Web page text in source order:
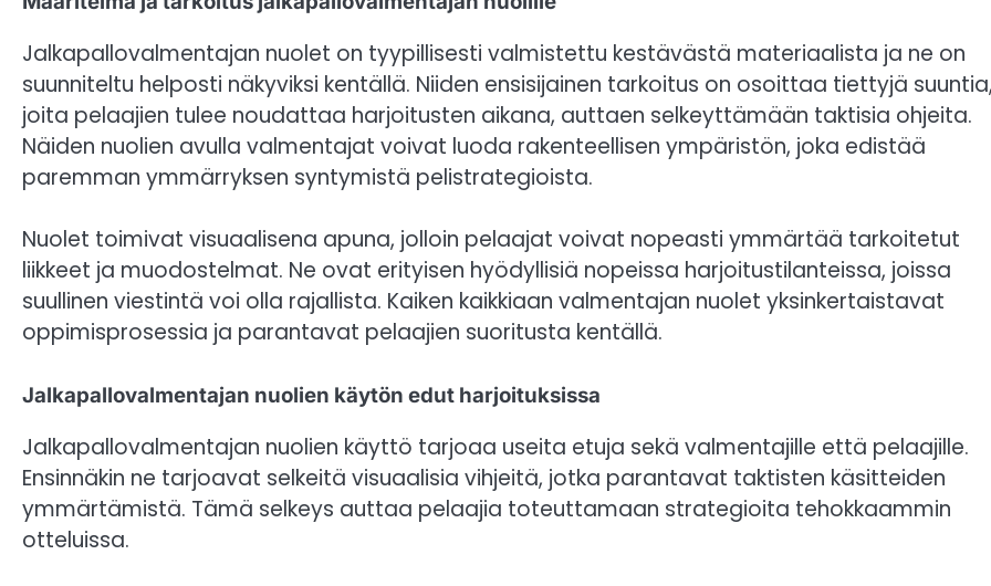
Jalkapallovalmentajan nuolet on tyypillisesti valmistettu kestävästä materiaalista ja ne on
suunniteltu helposti näkyviksi kentällä. Niiden ensisijainen tarkoitus on osoittaa tiettyjä suuntia,
joita pelaajien tulee noudattaa harjoitusten aikana, auttaen selkeyttämään taktisia ohjeita.
Näiden nuolien avulla valmentajat voivat luoda rakenteellisen ympäristön, joka edistää
paremman ymmärryksen syntymistä pelistrategioista.
Nuolet toimivat visuaalisena apuna, jolloin pelaajat voivat nopeasti ymmärtää tarkoitetut
liikkeet ja muodostelmat. Ne ovat erityisen hyödyllisiä nopeissa harjoitustilanteissa, joissa
suullinen viestintä voi olla rajallista. Kaiken kaikkiaan valmentajan nuolet yksinkertaistavat
oppimisprosessia ja parantavat pelaajien suoritusta kentällä.
Jalkapallovalmentajan nuolien käytön edut harjoituksissa
Jalkapallovalmentajan nuolien käyttö tarjoaa useita etuja sekä valmentajille että pelaajille.
Ensinnäkin ne tarjoavat selkeitä visuaalisia vihjeitä, jotka parantavat taktisten käsitteiden
ymmärtämistä. Tämä selkeys auttaa pelaajia toteuttamaan strategioita tehokkaammin
otteluissa.